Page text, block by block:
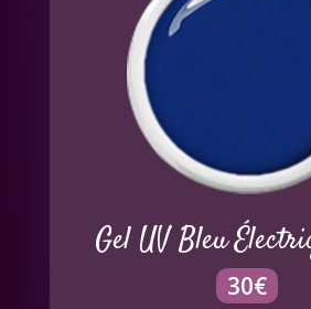
Gel UV Bleu
30€